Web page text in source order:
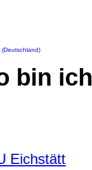
bin
Eichstätt